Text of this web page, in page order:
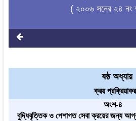
( ২০০৬ সনের ২৪
ষষ্ঠ অধ্যায়
ক্রয়
অংশ-৪
বুদ্ধিবৃত্তিক ও পেশাগত সেবা ক্রয়ের জন্য